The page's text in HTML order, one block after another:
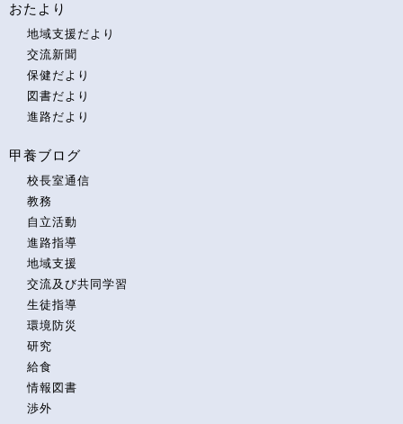
おたより
地域支援だより
交流新聞
保健だより
図書だより
進路だより
甲養ブログ
校長室通信
教務
自立活動
進路指導
地域支援
交流及び共同学習
生徒指導
環境防災
研究
給食
情報図書
渉外